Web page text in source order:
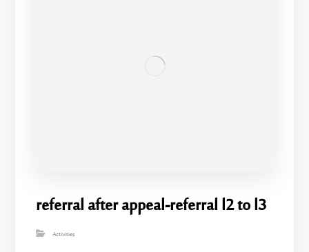
referral after appeal-referral l2 to l3
Activities